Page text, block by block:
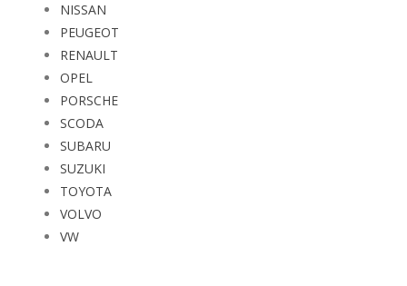
NISSAN
PEUGEOT
RENAULT
OPEL
PORSCHE
SCODA
SUBARU
SUZUKI
TOYOTA
VOLVO
VW